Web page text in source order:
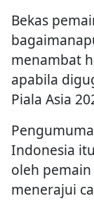
Bekas
menambat
apabila
Piala Asia
Indonesia
oleh
menerajui